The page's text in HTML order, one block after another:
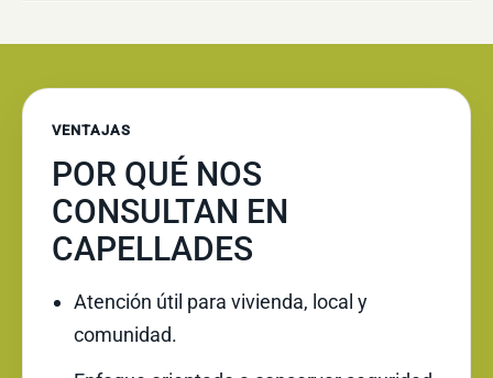
VENTAJAS
POR QUÉ NOS
CONSULTAN EN
CAPELLADES
Atención útil para vivienda, local y
comunidad.